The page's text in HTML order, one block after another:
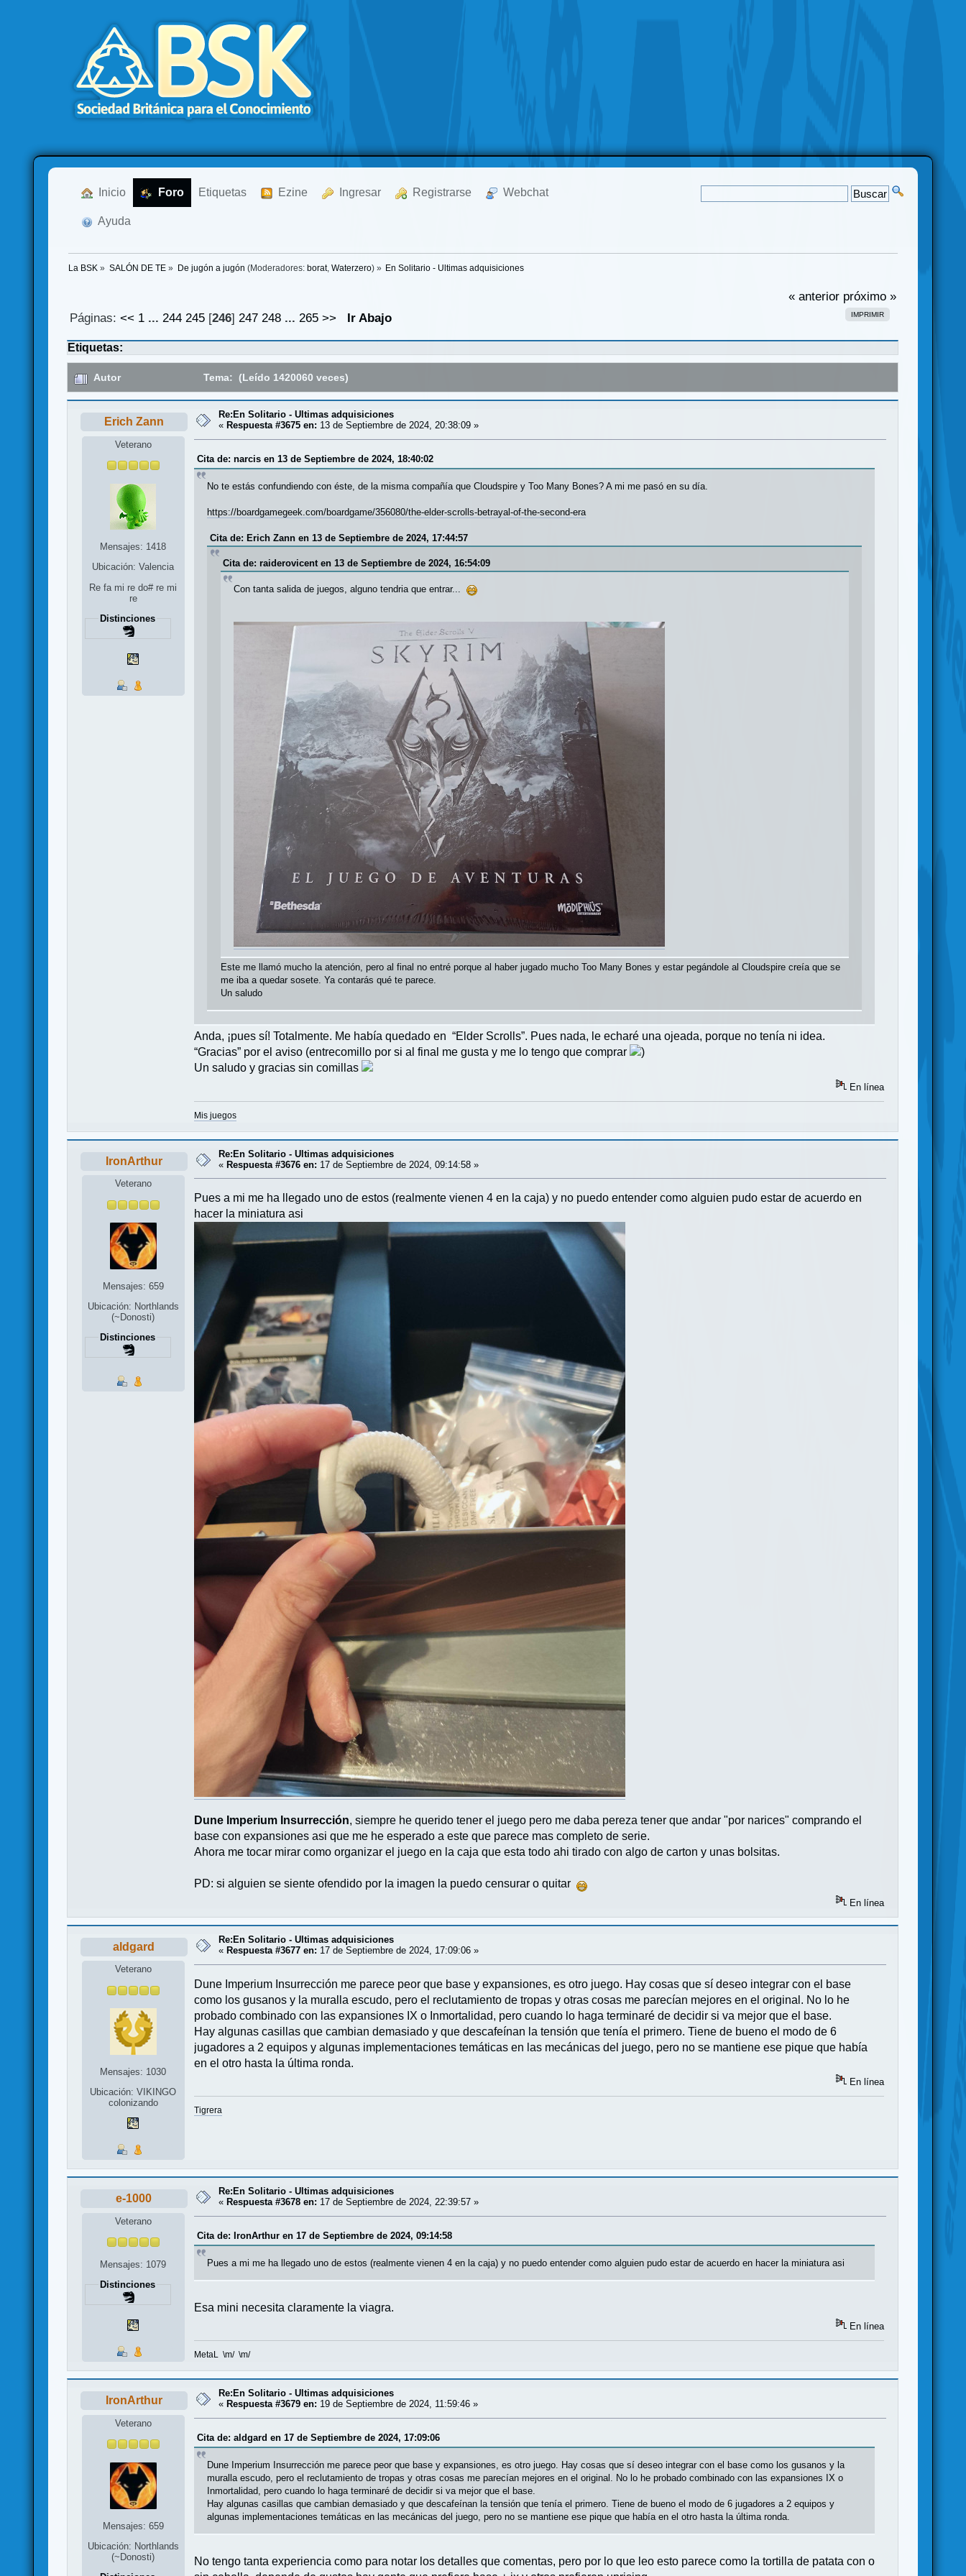
Inicio Foro Etiquetas Ezine Ingresar Registrarse Webchat
Ayuda
La BSK » SALÓN DE TE » De jugón a jugón (Moderadores: borat, Waterzero) » En Solitario - Ultimas adquisiciones
« anterior próximo »
IMPRIMIR
Páginas: << 1 ... 244 245[246] 247 248 ... 265 >> Ir Abajo
Etiquetas:
Autor Tema: (Leído 1420060 veces)
Erich Zann
Veterano
Mensajes: 1418
Ubicación: Valencia
Re fa mi re do# re mi
re
Distinciones
Re:En Solitario - Ultimas adquisiciones
« Respuesta #3675 en: 13 de Septiembre de 2024, 20:38:09 »
Cita de: narcis en 13 de Septiembre de 2024, 18:40:02
No te estás confundiendo con éste, de la misma compañía que Cloudspire y Too Many Bones? A mi me pasó en su día.
https://boardgamegeek.com/boardgame/356080/the-elder-scrolls-betrayal-of-the-second-era
Cita de: Erich Zann en 13 de Septiembre de 2024, 17:44:57
Cita de: raiderovicent en 13 de Septiembre de 2024, 16:54:09
Con tanta salida de juegos, alguno tendria que entrar...
Este me llamó mucho la atención, pero al final no entré porque al haber jugado mucho Too Many Bones y estar pegándole al Cloudspire creía que se
me iba a quedar sosete. Ya contarás qué te parece.
Un saludo
Anda, ¡pues sí! Totalmente. Me había quedado en “Elder Scrolls”. Pues nada, le echaré una ojeada, porque no tenía ni idea.
“Gracias” por el aviso (entrecomillo por si al final me gusta y me lo tengo que comprar
)
Un saludo y gracias sin comillas
En línea
Mis juegos
IronArthur
Veterano
Mensajes: 659
Ubicación: Northlands
(~Donosti)
Distinciones
Re:En Solitario - Ultimas adquisiciones
« Respuesta #3676 en: 17 de Septiembre de 2024, 09:14:58 »
Pues a mi me ha llegado uno de estos (realmente vienen 4 en la caja) y no puedo entender como alguien pudo estar de acuerdo en
hacer la miniatura asi
Dune Imperium Insurrección, siempre he querido tener el juego pero me daba pereza tener que andar "por narices" comprando el
base con expansiones asi que me he esperado a este que parece mas completo de serie.
Ahora me tocar mirar como organizar el juego en la caja que esta todo ahi tirado con algo de carton y unas bolsitas.
PD: si alguien se siente ofendido por la imagen la puedo censurar o quitar
En línea
aldgard
Veterano
Mensajes: 1030
Ubicación: VIKINGO
colonizando
Re:En Solitario - Ultimas adquisiciones
« Respuesta #3677 en: 17 de Septiembre de 2024, 17:09:06 »
Dune Imperium Insurrección me parece peor que base y expansiones, es otro juego. Hay cosas que sí deseo integrar con el base
como los gusanos y la muralla escudo, pero el reclutamiento de tropas y otras cosas me parecían mejores en el original. No lo he
probado combinado con las expansiones IX o Inmortalidad, pero cuando lo haga terminaré de decidir si va mejor que el base.
Hay algunas casillas que cambian demasiado y que descafeínan la tensión que tenía el primero. Tiene de bueno el modo de 6
jugadores a 2 equipos y algunas implementaciones temáticas en las mecánicas del juego, pero no se mantiene ese pique que había
en el otro hasta la última ronda.
En línea
Tigrera
e-1000
Veterano
Mensajes: 1079
Distinciones
Re:En Solitario - Ultimas adquisiciones
« Respuesta #3678 en: 17 de Septiembre de 2024, 22:39:57 »
Cita de: IronArthur en 17 de Septiembre de 2024, 09:14:58
Pues a mi me ha llegado uno de estos (realmente vienen 4 en la caja) y no puedo entender como alguien pudo estar de acuerdo en hacer la miniatura asi
Esa mini necesita claramente la viagra.
En línea
MetaL \m/ \m/
IronArthur
Veterano
Mensajes: 659
Ubicación: Northlands
(~Donosti)
Re:En Solitario - Ultimas adquisiciones
« Respuesta #3679 en: 19 de Septiembre de 2024, 11:59:46 »
Cita de: aldgard en 17 de Septiembre de 2024, 17:09:06
Dune Imperium Insurrección me parece peor que base y expansiones, es otro juego. Hay cosas que sí deseo integrar con el base como los gusanos y la
muralla escudo, pero el reclutamiento de tropas y otras cosas me parecían mejores en el original. No lo he probado combinado con las expansiones IX o
Inmortalidad, pero cuando lo haga terminaré de decidir si va mejor que el base.
Hay algunas casillas que cambian demasiado y que descafeínan la tensión que tenía el primero. Tiene de bueno el modo de 6 jugadores a 2 equipos y
algunas implementaciones temáticas en las mecánicas del juego, pero no se mantiene ese pique que había en el otro hasta la última ronda.
No tengo tanta experiencia como para notar los detalles que comentas, pero por lo que leo esto parece como la tortilla de patata con o